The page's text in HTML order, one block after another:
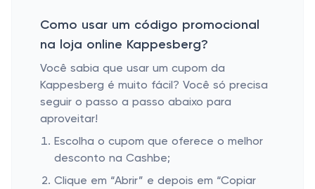
Como usar um código promocional
na loja online Kappesberg?
Você sabia que usar um cupom da
Kappesberg é muito fácil? Você só precisa
seguir o passo a passo abaixo para
aproveitar!
Escolha o cupom que oferece o melhor
desconto na Cashbe;
Clique em “Abrir” e depois em “Copiar